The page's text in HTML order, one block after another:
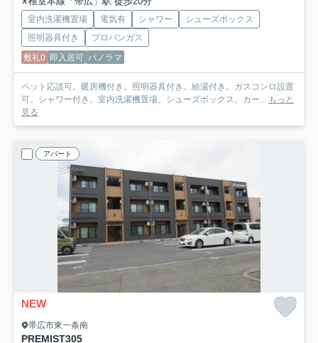
室内洗濯機置場 電気有 シャワー
シューズボックス
照明器具付き
プロパンガス
敷礼0 即入居可 パノラマ
ペット応談可。暖房機付き。照明器具付き。給湯付き。ガスコンロ設置
可。シャワー付き。室内洗濯機置場。シューズボックス。カー... もっと
見る
アパート
NEW
帯広市東一条南
PREMIST305